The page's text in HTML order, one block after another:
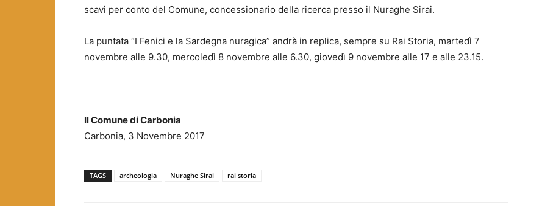
scavi per conto del Comune, concessionario della ricerca presso il Nuraghe Sirai.
La puntata “I Fenici e la Sardegna nuragica” andrà in replica, sempre su Rai Storia, martedì 7
novembre alle 9.30, mercoledì 8 novembre alle 6.30, giovedì 9 novembre alle 17 e alle 23.15.
Il Comune di Carbonia
Carbonia, 3 Novembre 2017
TAGS archeologia Nuraghe Sirai rai storia